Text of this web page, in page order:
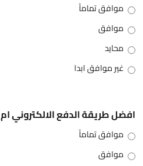
موافق تماماً
موافق
محايد
غير موافق ابدا
افضل طريقة الدفع الالكتروني ام
موافق تماماً
موافق